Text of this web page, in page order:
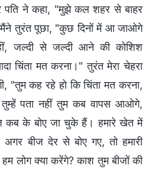
ने कहा, "मुझे कल शहर से बाहर
तुरंत पूछा, "कुछ दिनों में आ जाओगे
जल्दी से जल्दी आने की कोशिश
चिंता मत करना।" तुरंत मेरा चेहरा
"तुम कह रहे हो कि चिंता मत करना,
पता नहीं तुम कब वापस आओगे,
कब के बोए जा चुके हैं। हमारे खेत में
बीज देर से बोए गए, तो हमारी
लोग क्या करेंगे? काश तुम बीजों की